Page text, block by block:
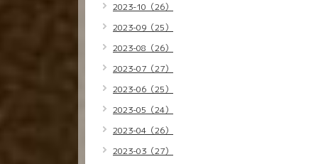
2023-10（26）
2023-09（25）
2023-08（26）
2023-07（27）
2023-06（25）
2023-05（24）
2023-04（26）
2023-03（27）